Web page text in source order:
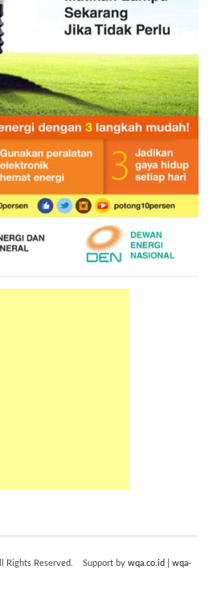
Rights Reserved. Support bywqa.co.id |wqa-